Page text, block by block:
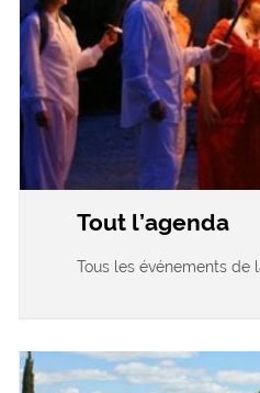
Tout l’agenda
Tous les événements de